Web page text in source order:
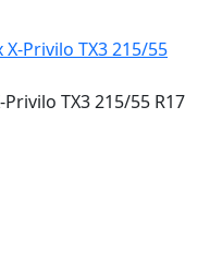
TX3 215/55 R17